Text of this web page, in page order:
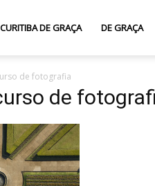
CURITIBA DE GRAÇA DE GRAÇA
de fotografia
de